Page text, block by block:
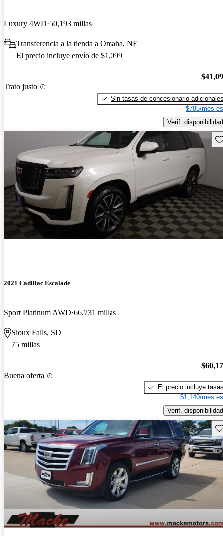
Luxury 4WD 50,193 millas
Transferencia a la tienda a Omaha, NE
El precio incluye envío de $1,099
Trato justo
Sin tasas de concesionario adicionales
$785/mes
Verif. disponibilidad
2021 Cadillac Escalade
Sport Platinum AWD 66,731 millas
Sioux Falls, SD
75 millas
Buena oferta
El precio incluye tasas
$1,140/mes
Verif. disponibilidad